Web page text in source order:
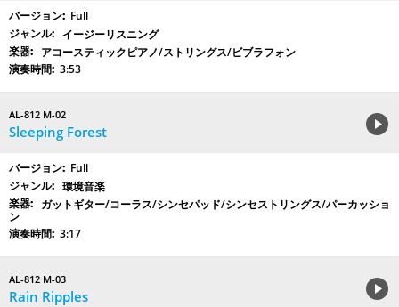
Full
イージーリスニング
アコースティックピアノ/ストリングス/ビブラフォン
3:53
AL-812 M-02
Sleeping Forest
Full
環境音楽
ガットギター/コーラス/シンセパッド/シンセストリングス/パーカッショ
ン
3:17
AL-812 M-03
Rain Ripples